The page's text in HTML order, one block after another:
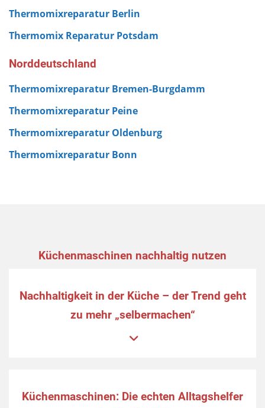
Thermomixreparatur Berlin
Thermomix Reparatur Potsdam
Norddeutschland
Thermomixreparatur Bremen-Burgdamm
Thermomixreparatur Peine
Thermomixreparatur Oldenburg
Thermomixreparatur Bonn
Küchenmaschinen nachhaltig nutzen
Nachhaltigkeit in der Küche – der Trend geht
zu mehr „selbermachen“
Küchenmaschinen: Die echten Alltagshelfer